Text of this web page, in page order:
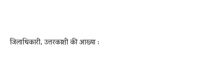
जिलाधिकारी, उत्तरकाशी की आख्या :